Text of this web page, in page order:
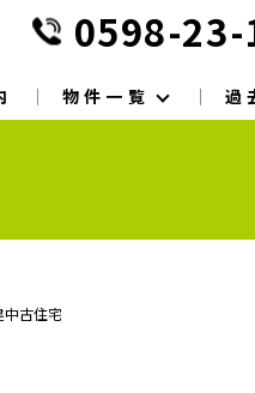
物件一覧 過
0598-23-
古住宅